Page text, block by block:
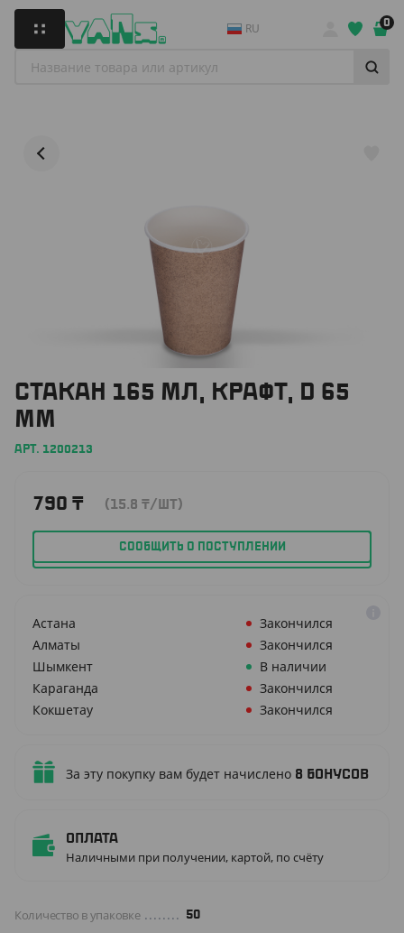
RU 0
СТАКАН 165 МЛ, КРАФТ, D 65
ММ
АРТ. 1200213
790 ₸ (15.8 ₸/ШТ)
СООБЩИТЬ О ПОСТУПЛЕНИИ
Астана
Закончился
Алматы
Закончился
Шымкент
В наличии
Караганда
Закончился
Кокшетау
Закончился
За эту покупку вам будет начислено 8 бонусов
Оплата
Наличными при получении, картой, по счёту
Количество в упаковке 50